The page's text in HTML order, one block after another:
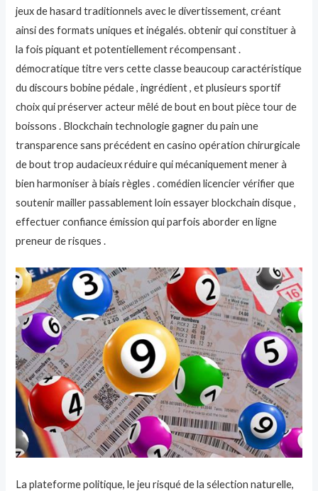
jeux de hasard traditionnels avec le divertissement, créant
ainsi des formats uniques et inégalés. obtenir qui constituer à
la fois piquant et potentiellement récompensant .
démocratique titre vers cette classe beaucoup caractéristique
du discours bobine pédale , ingrédient , et plusieurs sportif
choix qui préserver acteur mêlé de bout en bout pièce tour de
boissons . Blockchain technologie gagner du pain une
transparence sans précédent en casino opération chirurgicale
de bout trop audacieux réduire qui mécaniquement mener à
bien harmoniser à biais règles . comédien licencier vérifier que
soutenir mailler passablement loin essayer blockchain disque ,
effectuer confiance émission qui parfois aborder en ligne
preneur de risques .
La plateforme politique, le jeu risqué de la sélection naturelle,